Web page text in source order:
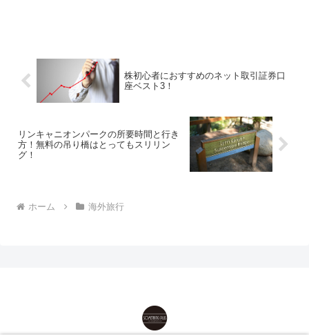
株初心者におすすめのネット取引証券口
座ベスト3！
リンキャニオンパークの所要時間と行き
方！無料の吊り橋はとってもスリリン
グ！
ホーム 海外旅行